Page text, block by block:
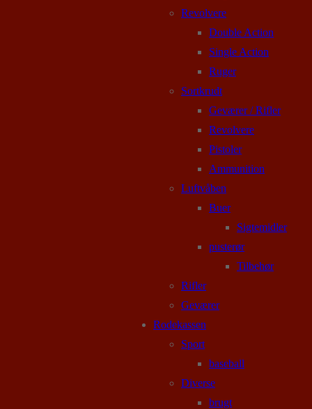
Revolvere
Double Action
Single Action
Ruger
Sortkrudt
Geværer / Rifler
Revolvere
Pistoler
Ammunition
Luftvåben
Buer
Sigtemidler
pusterør
Tilbehør
Rifler
Geværer
Rodekassen
Sport
baseball
Diverse
brugt